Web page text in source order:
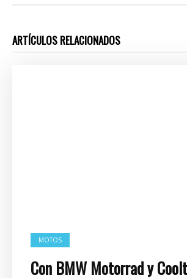
ARTÍCULOS RELACIONADOS
MOTOS
Con BMW Motorrad y